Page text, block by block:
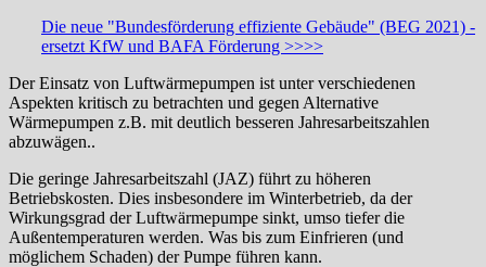
Die neue "Bundesförderung effiziente Gebäude" (BEG 2021) -
ersetzt KfW und BAFA Förderung >>>>
Der Einsatz von Luftwärmepumpen ist unter verschiedenen
Aspekten kritisch zu betrachten und gegen Alternative
Wärmepumpen z.B. mit deutlich besseren Jahresarbeitszahlen
abzuwägen..
Die geringe Jahresarbeitszahl (JAZ) führt zu höheren
Betriebskosten. Dies insbesondere im Winterbetrieb, da der
Wirkungsgrad der Luftwärmepumpe sinkt, umso tiefer die
Außentemperaturen werden. Was bis zum Einfrieren (und
möglichem Schaden) der Pumpe führen kann.